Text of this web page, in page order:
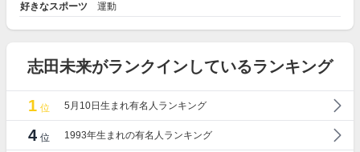
好きなスポーツ
運動
志田未来がランクインしているランキング
1 位 5月10日生まれ有名人ランキング
4 位 1993年生まれの有名人ランキング